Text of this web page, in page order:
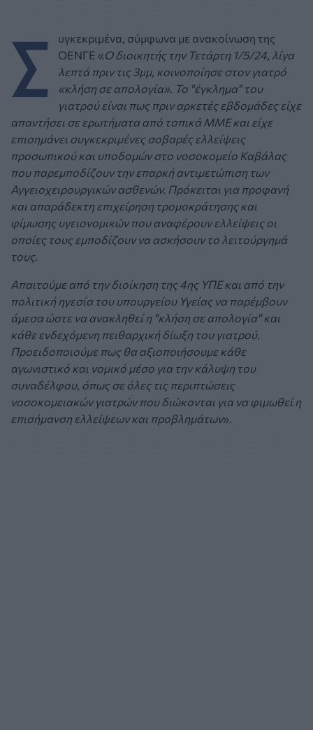
Σ
υγκεκριμένα, σύμφωνα με ανακοίνωση της
ΟΕΝΓΕ «Ο διοικητής την Τετάρτη 1/5/24, λίγα
λεπτά πριν τις 3μμ, κοινοποίησε στον γιατρό
«κλήση σε απολογία». Το "έγκλημα" του
γιατρού είναι πως πριν αρκετές εβδομάδες είχε
απαντήσει σε ερωτήματα από τοπικά ΜΜΕ και είχε
επισημάνει συγκεκριμένες σοβαρές ελλείψεις
προσωπικού και υποδομών στο νοσοκομείο Καβάλας
που παρεμποδίζουν την επαρκή αντιμετώπιση των
Αγγειοχειρουργικών ασθενών. Πρόκειται για προφανή
και απαράδεκτη επιχείρηση τρομοκράτησης και
φίμωσης υγειονομικών που αναφέρουν ελλείψεις οι
οποίες τους εμποδίζουν να ασκήσουν το λειτούργημά
τους.
Απαιτούμε από την διοίκηση της 4ης ΥΠΕ και από την
πολιτική ηγεσία του υπουργείου Υγείας να παρέμβουν
άμεσα ώστε να ανακληθεί η "κλήση σε απολογία" και
κάθε ενδεχόμενη πειθαρχική δίωξη του γιατρού.
Προειδοποιούμε πως θα αξιοποιήσουμε κάθε
αγωνιστικό και νομικό μέσο για την κάλυψη του
συναδέλφου, όπως σε όλες τις περιπτώσεις
νοσοκομειακών γιατρών που διώκονται για να φιμωθεί η
επισήμανση ελλείψεων και προβλημάτων».